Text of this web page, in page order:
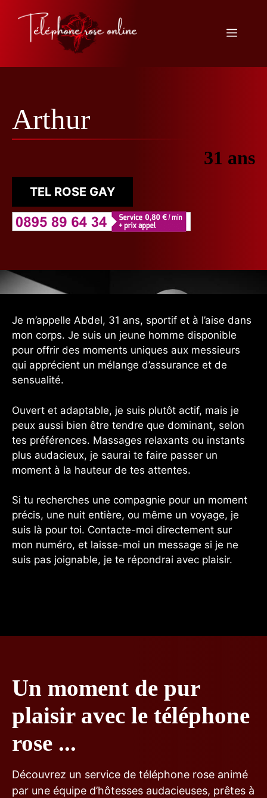
contenu
Menu
Arthur
31 ans
TEL ROSE GAY
Je m’appelle Abdel, 31 ans, sportif et à l’aise dans
mon corps. Je suis un jeune homme disponible
pour offrir des moments uniques aux messieurs
qui apprécient un mélange d’assurance et de
sensualité.
Ouvert et adaptable, je suis plutôt actif, mais je
peux aussi bien être tendre que dominant, selon
tes préférences. Massages relaxants ou instants
plus audacieux, je saurai te faire passer un
moment à la hauteur de tes attentes.
Si tu recherches une compagnie pour un moment
précis, une nuit entière, ou même un voyage, je
suis là pour toi. Contacte-moi directement sur
mon numéro, et laisse-moi un message si je ne
suis pas joignable, je te répondrai avec plaisir.
Un moment de pur
plaisir avec le téléphone
rose ...
Découvrez un service de téléphone rose animé
par une équipe d’hôtesses audacieuses, prêtes à